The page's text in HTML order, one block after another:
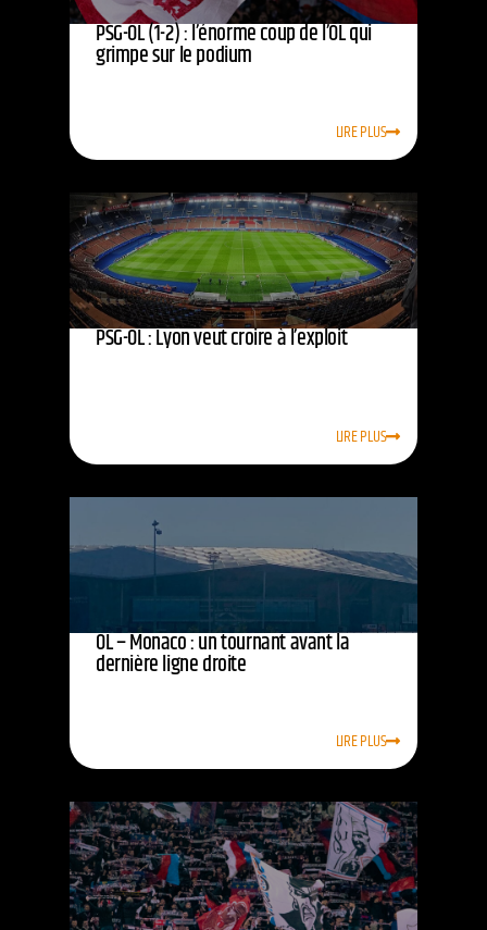
PSG-OL (1-2) : l’énorme coup de l’OL qui
grimpe sur le podium
LIRE PLUS
PSG-OL : Lyon veut croire à l’exploit
LIRE PLUS
OL – Monaco : un tournant avant la
dernière ligne droite
LIRE PLUS